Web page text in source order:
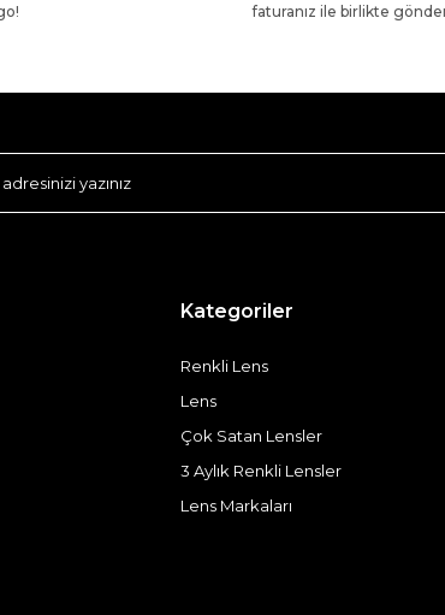
faturanız ile birlikte
Kategoriler
Renkli Lens
Lens
Çok Satan Lensler
3 Aylık Renkli Lensler
Lens Markaları